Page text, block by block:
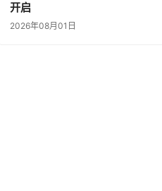
开启
2026年08月01日